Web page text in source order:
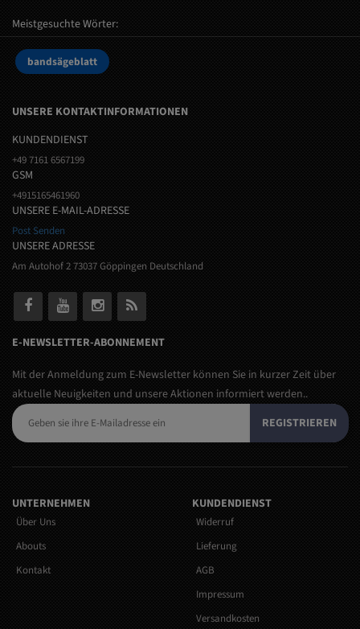
Meistgesuchte Wörter:
bandsägeblatt
UNSERE KONTAKTINFORMATIONEN
KUNDENDIENST
+49 7161 6567199
GSM
+4915165461960
UNSERE E-MAIL-ADRESSE
Post Senden
UNSERE ADRESSE
Am Autohof 2 73037 Göppingen Deutschland
E-NEWSLETTER-ABONNEMENT
Mit der Anmeldung zum E-Newsletter können Sie in kurzer Zeit über
aktuelle Neuigkeiten und unsere Aktionen informiert werden..
REGISTRIEREN
UNTERNEHMEN
Über Uns
Abouts
Kontakt
KUNDENDIENST
Widerruf
Lieferung
AGB
Impressum
Versandkosten